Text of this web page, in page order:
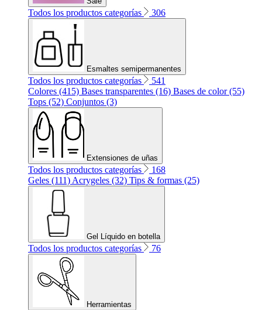
Todos los productos categorías 306
Esmaltes semipermanentes
Todos los productos categorías
541
Colores (415) Bases transparentes (16) Bases de color (55)
Tops (52) Conjuntos (3)
Extensiones de uñas
Todos los productos categorías
168
Geles (111) Acrygeles (32) Tips & formas (25)
Gel Líquido en botella
Todos los productos categorías 76
Herramientas